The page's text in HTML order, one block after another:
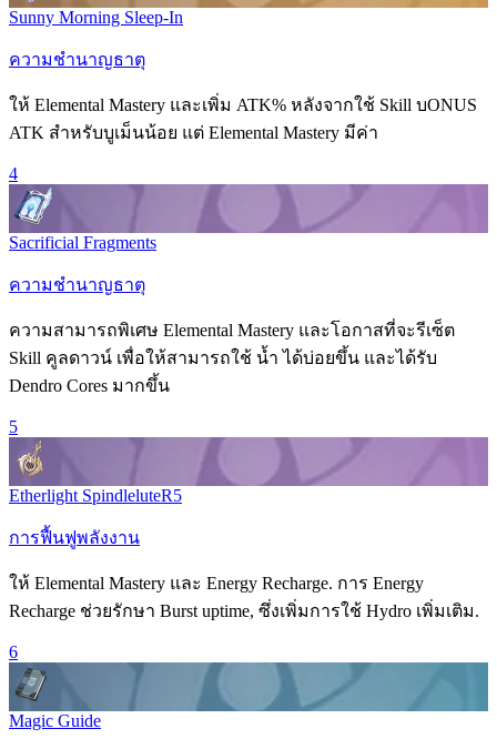
Sunny Morning Sleep-In
ความชำนาญธาตุ
ให้ Elemental Mastery และเพิ่ม ATK% หลังจากใช้ Skill บONUS
ATK สำหรับบูเม็นน้อย แต่ Elemental Mastery มีค่า
4
Sacrificial Fragments
ความชำนาญธาตุ
ความสามารถพิเศษ Elemental Mastery และโอกาสที่จะรีเซ็ต
Skill คูลดาวน์ เพื่อให้สามารถใช้ น้ำ ได้บ่อยขึ้น และได้รับ
Dendro Cores มากขึ้น
5
Etherlight SpindleluteR5
การฟื้นฟูพลังงาน
ให้ Elemental Mastery และ Energy Recharge. การ Energy
Recharge ช่วยรักษา Burst uptime, ซึ่งเพิ่มการใช้ Hydro เพิ่มเติม.
6
Magic Guide